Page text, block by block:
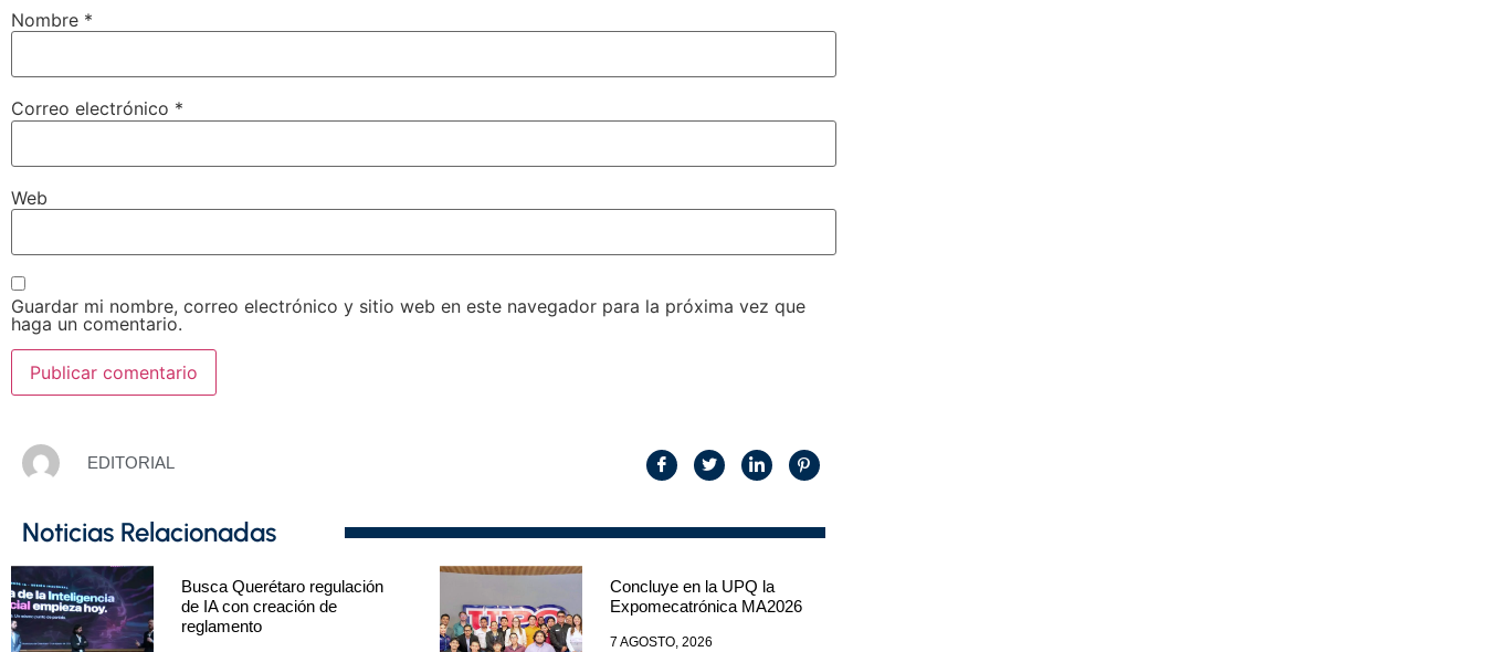
Nombre *
Correo electrónico *
Web
Guardar mi nombre, correo electrónico y sitio web en este navegador para la próxima vez que
haga un comentario.
EDITORIAL
Noticias Relacionadas
Busca Querétaro regulación
de IA con creación de
reglamento
Concluye en la UPQ la
Expomecatrónica MA2026
7 AGOSTO, 2026